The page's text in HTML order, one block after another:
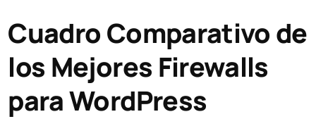
Cuadro Comparativo de
los Mejores Firewalls
para WordPress